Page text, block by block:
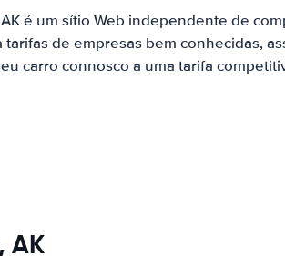
é um sítio Web independente de
de empresas bem conhecidas,
carro connosco a uma tarifa
AK